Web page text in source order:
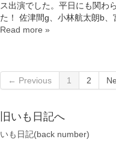
ス出演でした。平日にも関わ
た！ 佐津間g、小林航太朗b
Read more »
← Previous 1 2
旧いも日記へ
いも日記(back number)